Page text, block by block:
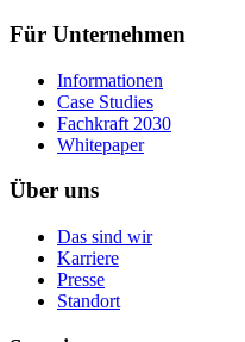
Für Unternehmen
Informationen
Case Studies
Fachkraft 2030
Whitepaper
Über uns
Das sind wir
Karriere
Presse
Standort